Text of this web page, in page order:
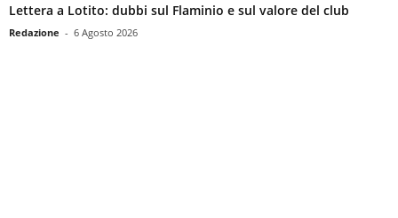
Lettera a Lotito: dubbi sul Flaminio e sul valore del club
Redazione - 6 Agosto 2026